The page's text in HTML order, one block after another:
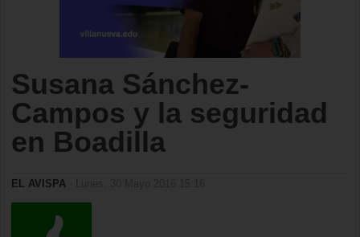
Susana Sánchez-
Campos y la seguridad
en Boadilla
EL AVISPA